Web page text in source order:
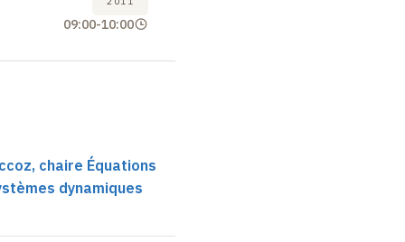
09:00-10:00
chaire Équations
dynamiques